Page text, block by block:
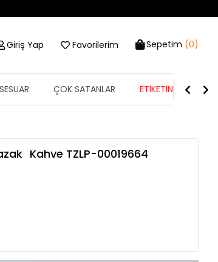
Giriş Yap Favorilerim Sepetim (0)
ÇOK SATANLAR ETİKETİN YARISI
Kahve TZLP-00019664